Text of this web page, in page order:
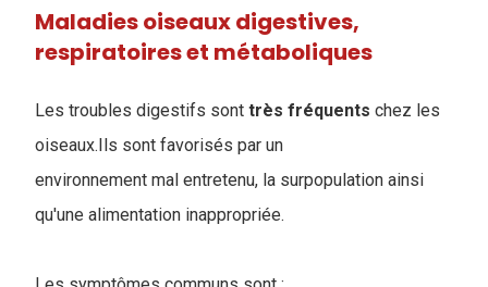
Maladies oiseaux digestives,
respiratoires et métaboliques
Les troubles digestifs sont très fréquents chez les
oiseaux.Ils sont favorisés par un
environnement mal entretenu, la surpopulation ainsi
qu'une alimentation inappropriée.